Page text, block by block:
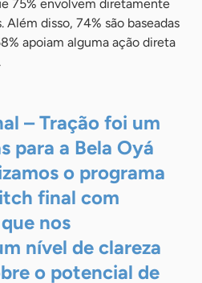
75% envolvem diretamente
disso, 74% são baseadas
apoiam alguma ação direta
– Tração foi um
para a Bela Oyá
o programa
final com
nos
nível de clareza
o potencial de